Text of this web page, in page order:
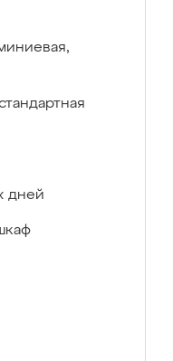
дней